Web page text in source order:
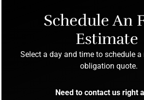
Schedule An
Estimate
Select a day and time to schedule a
obligation quote.
Need to contact us right